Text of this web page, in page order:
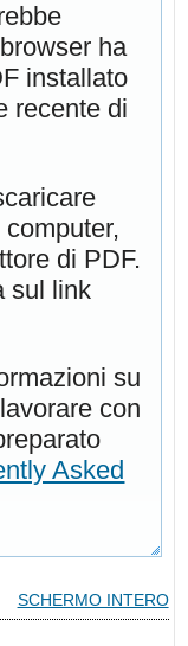
ha
installato
recente di
di PDF.
sul link
su
con
Asked
SCHERMO INTERO